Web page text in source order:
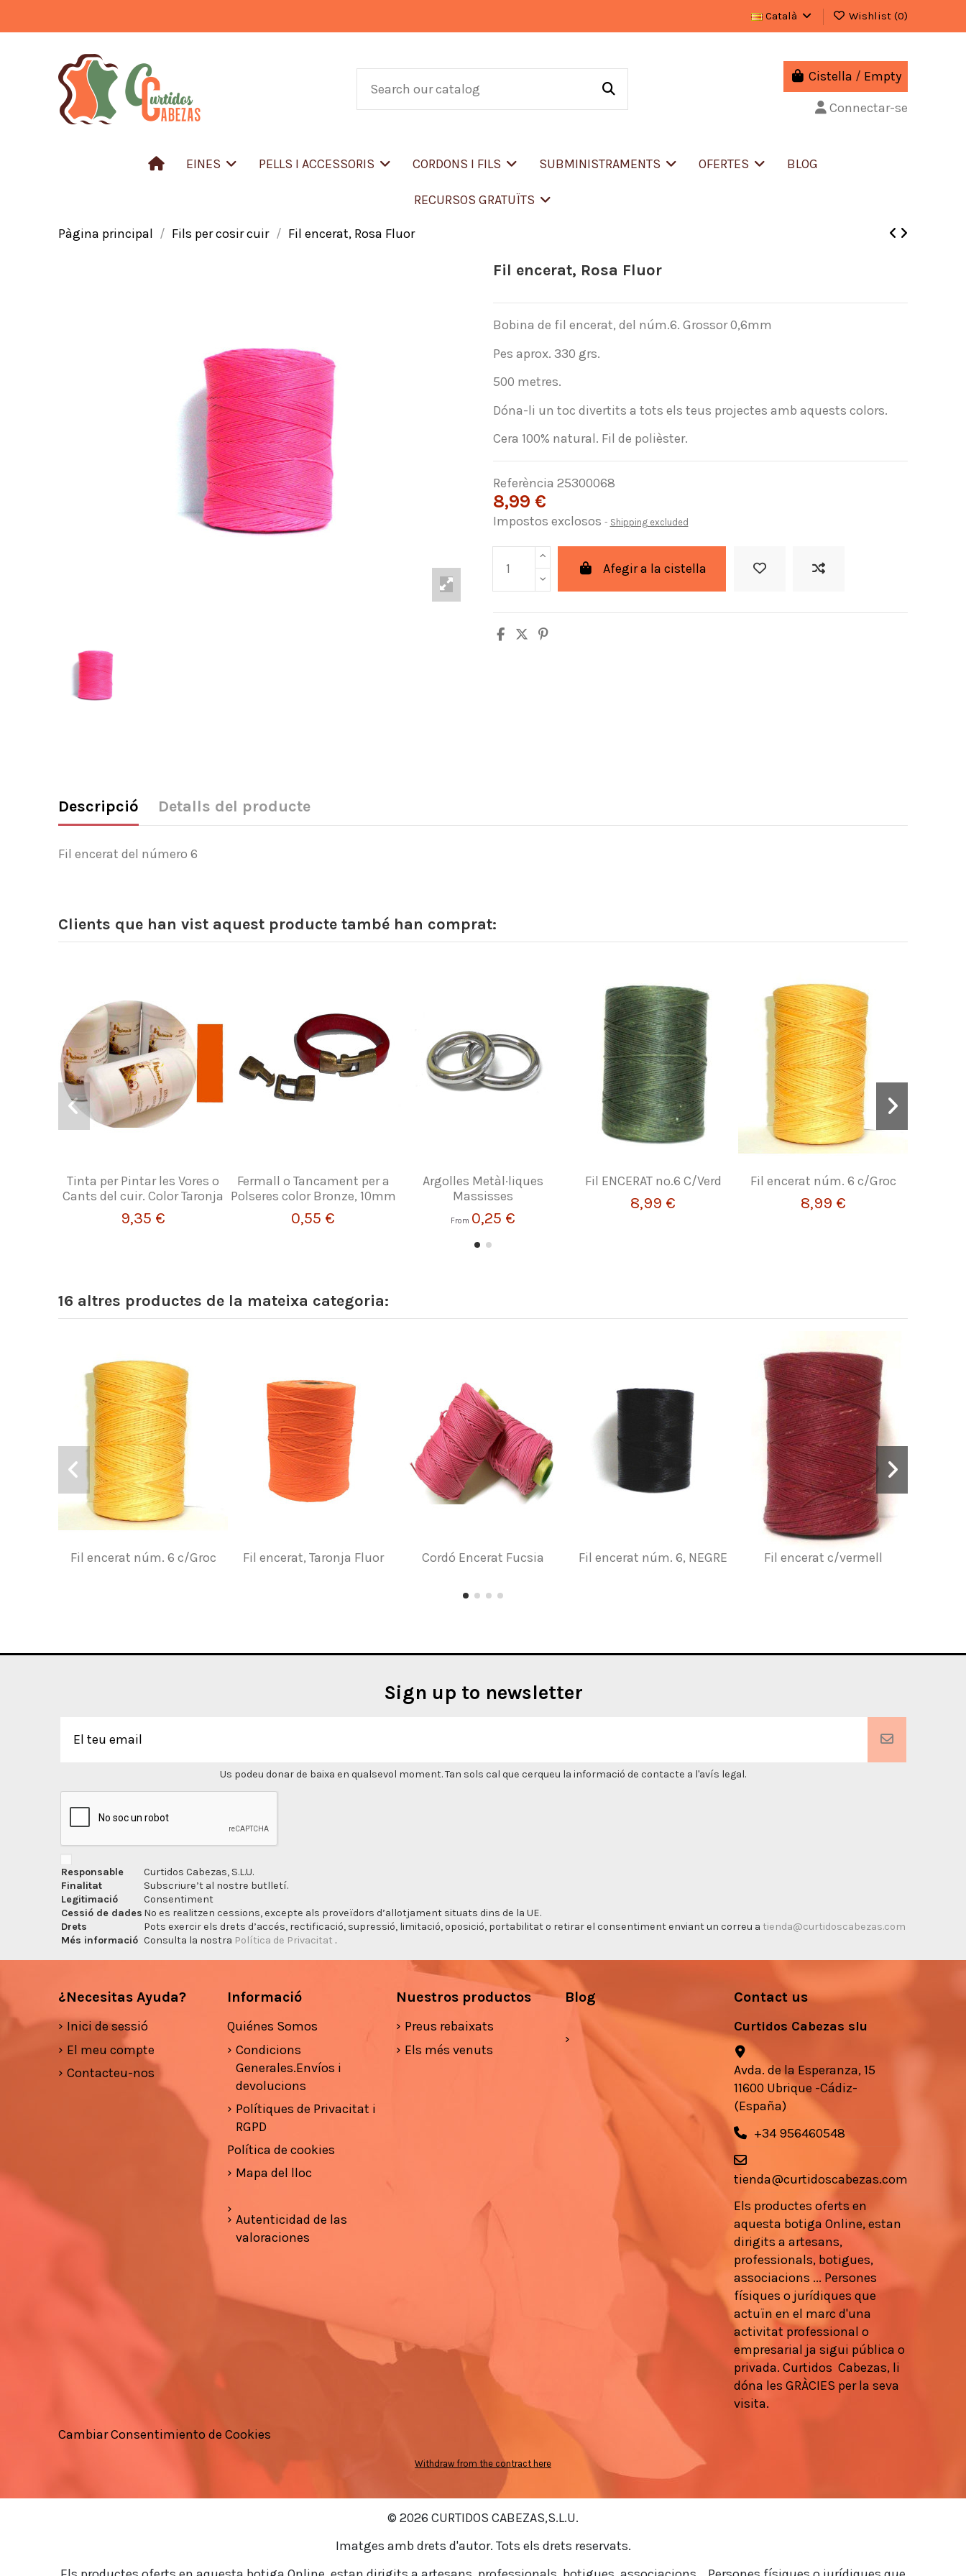
Català Wishlist (0)
Cistella / Empty
Connectar-se
EINES PELLS I ACCESSORIS CORDONS I FILS SUBMINISTRAMENTS OFERTES BLOG
RECURSOS GRATUÏTS
Pàgina principal Fils per cosir cuir Fil encerat, Rosa Fluor
Fil encerat, Rosa Fluor
Bobina de fil encerat, del núm.6. Grossor 0,6mm
Pes aprox. 330 grs.
500 metres.
Dóna-li un toc divertits a tots els teus projectes amb aquests colors.
Cera 100% natural. Fil de polièster.
Referència 25300068
8,99 €
Impostos exclosos Shipping excluded
Afegir a la cistella
Descripció Detalls del producte
Fil encerat del número 6
Clients que han vist aquest producte també han comprat:
Tinta per Pintar les Vores o
Cants del cuir. Color Taronja
9,35 €
Fermall o Tancament per a
Polseres color Bronze, 10mm
0,55 €
Argolles Metàl·liques
Massisses
From 0,25 €
Fil ENCERAT nº.6 C/Verd
8,99 €
Fil encerat núm. 6 c/Groc
8,99 €
16 altres productes de la mateixa categoria:
Fil encerat núm. 6 c/Groc Fil encerat, Taronja Fluor Cordó Encerat Fucsia Fil encerat núm. 6, NEGRE Fil encerat c/vermell
Sign up to newsletter
Us podeu donar de baixa en qualsevol moment. Tan sols cal que cerqueu la informació de contacte a l'avís legal.
Responsable
Curtidos Cabezas, S.L.U.
Finalitat
Subscriure’t al nostre butlletí.
Legitimació
Consentiment
Cessió de dades No es realitzen cessions, excepte als proveïdors d’allotjament situats dins de la UE.
Drets
Pots exercir els drets d’accés, rectificació, supressió, limitació, oposició, portabilitat o retirar el consentiment enviant un correu a tienda@curtidoscabezas.com
Més informació Consulta la nostra Política de Privacitat .
¿Necesitas Ayuda?
Inici de sessió
El meu compte
Contacteu-nos
Informació
Quiénes Somos
Condicions
Generales.Envíos i
devolucions
Polítiques de Privacitat i
RGPD
Política de cookies
Mapa del lloc
Autenticidad de las
valoraciones
Nuestros productos
Preus rebaixats
Els més venuts
Blog Contact us
Curtidos Cabezas slu
Avda. de la Esperanza, 15
11600 Ubrique -Cádiz-
(España)
+34 956460548
tienda@curtidoscabezas.com
Els productes oferts en
aquesta botiga Online,estan
dirigits a artesans,
professionals, botigues,
associacions ... Persones
físiques o jurídiques que
actuïn en el marc d'una
activitat professional o
empresarial ja sigui pública o
privada. Curtidos Cabezas, li
dóna les GRÀCIES per la seva
visita.
Cambiar Consentimiento de Cookies
Withdraw from the contract here
© 2026 CURTIDOS CABEZAS,S.L.U.
Imatges amb drets d'autor. Tots els drets reservats.